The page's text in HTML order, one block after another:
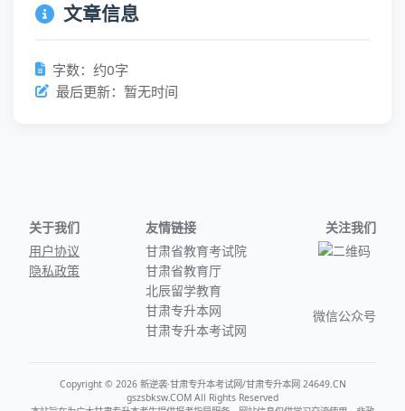
文章信息
字数：约0字
最后更新：暂无时间
关于我们
用户协议
隐私政策
友情链接
甘肃省教育考试院
甘肃省教育厅
北辰留学教育
甘肃专升本网
甘肃专升本考试网
关注我们
微信公众号
Copyright © 2026 新逆袭·甘肃专升本考试网/甘肃专升本网 24649.CN
gszsbksw.COM All Rights Reserved